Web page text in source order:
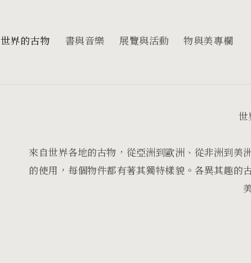
世界的古物 書與音樂 展覽與活動 物與美專欄
世
來自世界各地的古物，從亞洲到歐洲、從非洲到
的使用，每個物件都有著其獨特樣貌。各異其趣